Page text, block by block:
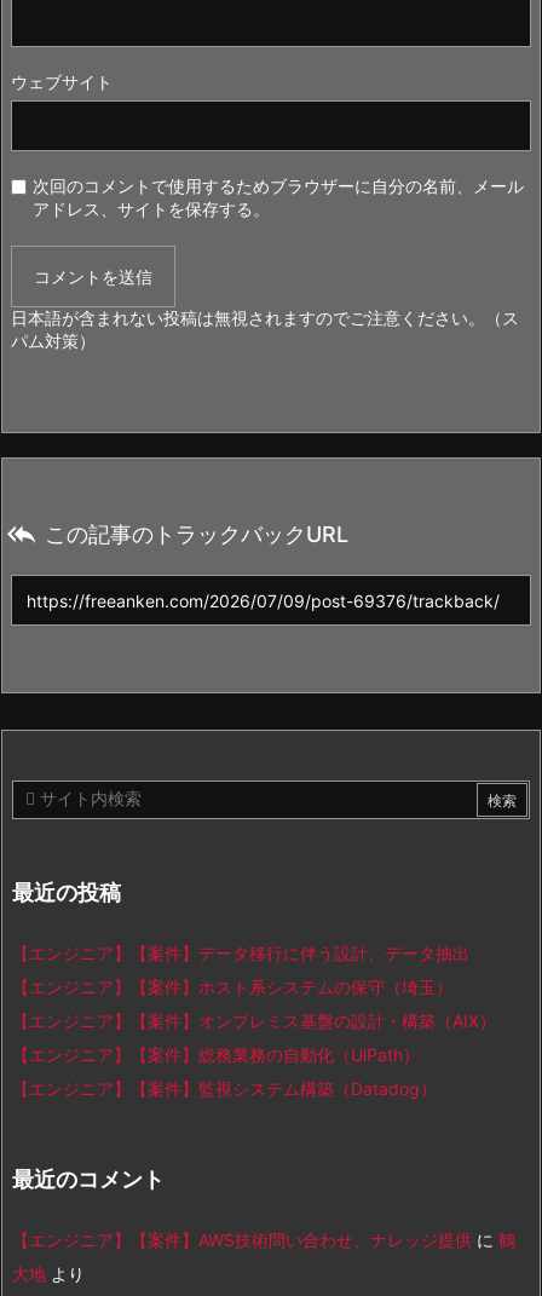
ウェブサイト
次回のコメントで使用するためブラウザーに自分の名前、メール
アドレス、サイトを保存する。
日本語が含まれない投稿は無視されますのでご注意ください。（ス
パム対策）
 この記事のトラックバックURL
最近の投稿
【エンジニア】【案件】データ移行に伴う設計、データ抽出
【エンジニア】【案件】ホスト系システムの保守（埼玉）
【エンジニア】【案件】オンプレミス基盤の設計・構築（AIX）
【エンジニア】【案件】総務業務の自動化（UiPath）
【エンジニア】【案件】監視システム構築（Datadog）
最近のコメント
【エンジニア】【案件】AWS技術問い合わせ、ナレッジ提供 に 鶴
大地 より